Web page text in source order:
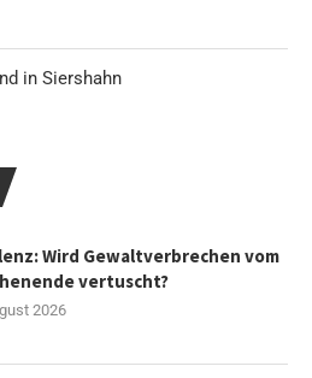
in Siershahn
Wird Gewaltverbrechen vom
vertuscht?
2026